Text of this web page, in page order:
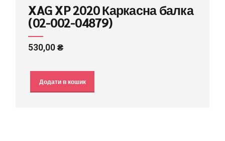
XAG XP 2020 Каркасна балка
(02-002-04879)
530,00₴
Додати в кошик